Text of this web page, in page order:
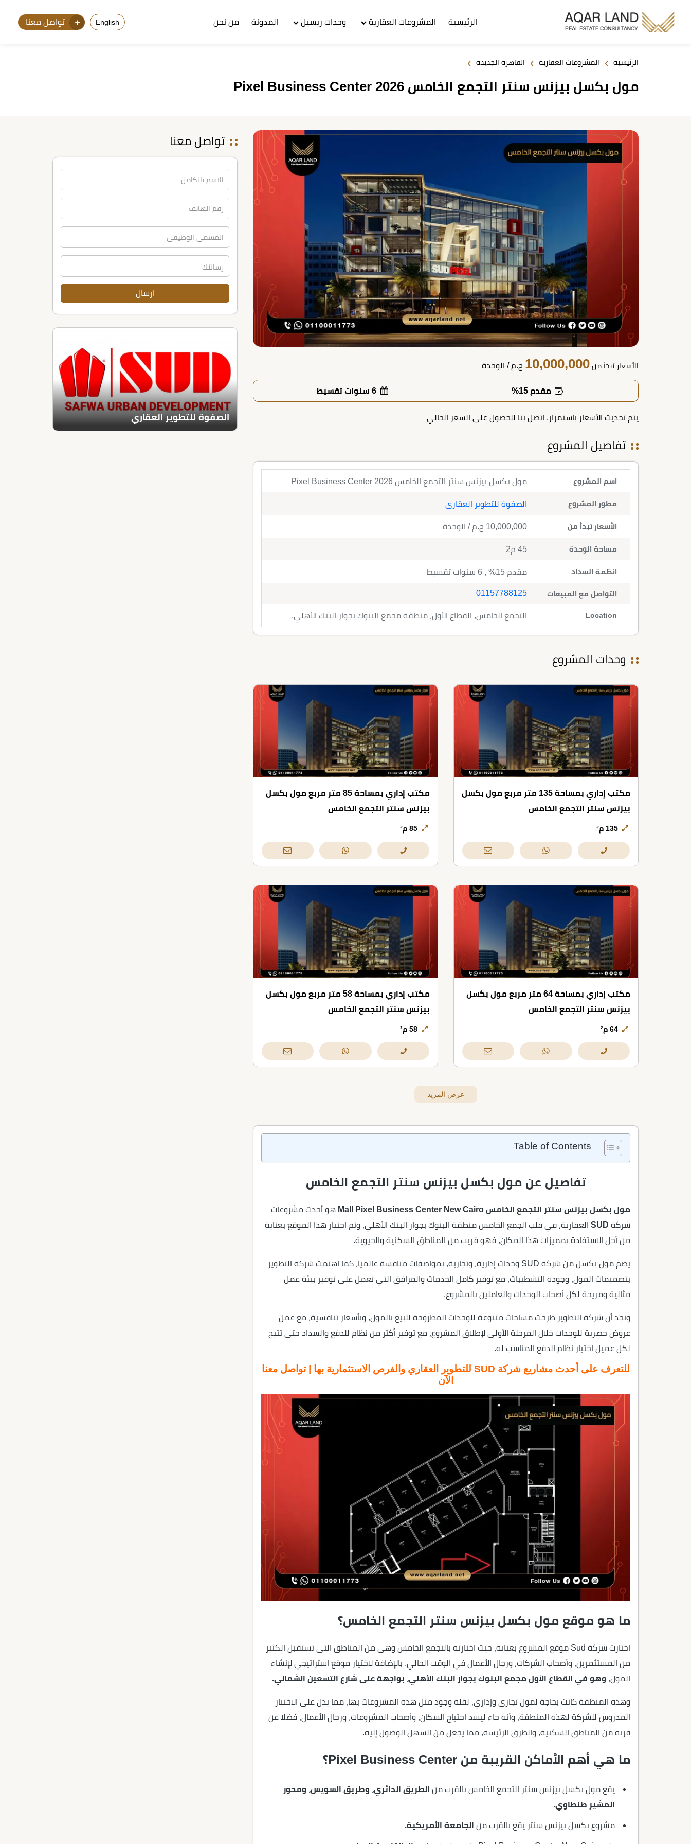
الرئيسية المشروعات العقارية وحدات ريسيل المدونة من نحن English تواصل معنا
الرئيسية › المشروعات العقارية › القاهرة الجديدة ›
مول بكسل بيزنس سنتر التجمع الخامس 2026 Pixel Business Center
الأسعار تبدأ من 10,000,000 ج.م / الوحدة
مقدم 15%
يتم تحديث الأسعار باستمرار. اتصل بنا للحصول على السعر الحالي
تفاصيل المشروع
اسم المشروع مول بكسل بيزنس سنتر التجمع الخامس 2026 Pixel Business Center
مطور المشروع الصفوة للتطوير العقاري
الأسعار تبدأ من 10,000,000 ج.م / الوحدة
مساحة الوحدة 45 م2
انظمة السداد مقدم 15% , 6 سنوات تقسيط
التواصل مع المبيعات 01157788125
Location التجمع الخامس، القطاع الأول، منطقة مجمع البنوك بجوار البنك الأهلي.
وحدات المشروع
مكتب إداري بمساحة 135 متر مربع مول بكسل
بيزنس سنتر التجمع الخامس
135 م²
مكتب إداري بمساحة 85 متر مربع مول بكسل
بيزنس سنتر التجمع الخامس
85 م²
مكتب إداري بمساحة 64 متر مربع مول بكسل
بيزنس سنتر التجمع الخامس
64 م²
مكتب إداري بمساحة 58 متر مربع مول بكسل
بيزنس سنتر التجمع الخامس
58 م²
عرض المزيد
Table of Contents
تفاصيل عن مول بكسل بيزنس سنتر التجمع الخامس
مول بكسل بيزنس سنتر التجمع الخامس Mall Pixel Business Center New Cairo
هو أحدث مشروعات
شركة SUD العقارية، في قلب الجمع الخامس منطقة البنوك بجوار البنك الأهلي، وتم اختيار هذا الموقع بعناية
من أجل الاستفادة بمميزات هذا المكان، فهو قريب من المناطق السكنية والحيوية.
يضم مول بكسل من شركة SUD وحدات إدارية، وتجارية، بمواصفات منافسة عالميا، كما اهتمت شركة التطوير
بتصميمات المول، وجودة التشطيبات، مع توفير كامل الخدمات والمرافق التي تعمل على توفير بيئة عمل
مثالية ومريحة لكل أصحاب الوحدات والعاملين بالمشروع.
ونجد أن شركة التطوير طرحت مساحات متنوعة للوحدات المطروحة للبيع بالمول، وبأسعار تنافسية، مع عمل
عروض حصرية للوحدات خلال المرحلة الأولى لإطلاق المشروع، مع توفير أكثر من نظام للدفع والسداد حتى تتيح
لكل عميل اختيار نظام الدفع المناسب له.
للتعرف على أحدث مشاريع شركة SUD للتطوير العقاري والفرص الاستثمارية بها | تواصل معنا
الآن
ما هو موقع مول بكسل بيزنس سنتر التجمع الخامس؟
اختارت شركة Sud موقع المشروع بعناية، حيث اختارته بالتجمع الخامس وهي من المناطق التي تستقبل الكثير
من المستثمرين، وأصحاب الشركات، ورجال الأعمال في الوقت الحالي. بالإضافة لاختيار موقع استراتيجي لإنشاء
المول، وهو في القطاع الأول مجمع البنوك بجوار البنك الأهلي، بواجهة على شارع التسعين الشمالي.
وهذه المنطقة كانت بحاجة لمول تجاري وإداري، لقلة وجود مثل هذه المشروعات بها، مما يدل على الاختيار
المدروس للشركة لهذه المنطقة، وأنه جاء ليسد احتياج السكان، وأصحاب المشروعات، ورجال الأعمال، فضلا عن
قربه من المناطق السكنية، والطرق الرئيسة، مما يجعل من السهل الوصول إليه.
ما هي أهم الأماكن القريبة من Pixel Business Center؟
يقع مول بكسل بيزنس سنتر التجمع الخامس بالقرب من الطريق الدائري، وطريق السويس، ومحور
المشير طنطاوي.
مشروع بكسل بيزنس سنتر يقع بالقرب من الجامعة الأمريكية.
تواصل معنا
الصفوة للتطوير العقاري